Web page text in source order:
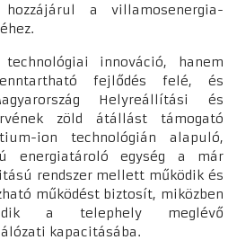
a villamosenergia-
innováció, hanem
fejlődés felé, és
Helyreállítási és
zöld átállást támogató
ion technológián alapuló,
energiatároló egység a már
rendszer mellett működik és
működést biztosít, miközben
a telephely meglévő
kapacitásába.